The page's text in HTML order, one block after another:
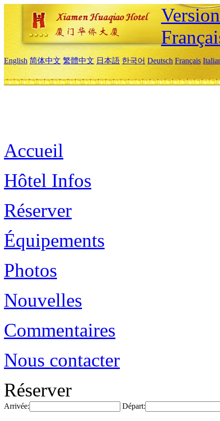
English 简体中文 繁體中文 日本語 한국어 Deutsch Français
Accueil
Hôtel Infos
Réserver
Équipements
Photos
Nouvelles
Commentaires
Nous contacter
Réserver
Arrivée: Départ: